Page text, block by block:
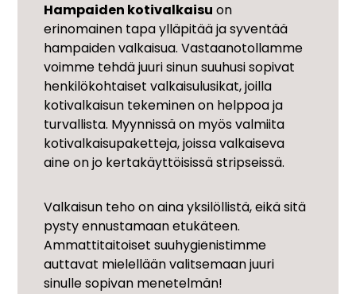
Hampaiden kotivalkaisu on
erinomainen tapa ylläpitää ja syventää
hampaiden valkaisua. Vastaanotollamme
voimme tehdä juuri sinun suuhusi sopivat
henkilökohtaiset valkaisulusikat, joilla
kotivalkaisun tekeminen on helppoa ja
turvallista. Myynnissä on myös valmiita
kotivalkaisupaketteja, joissa valkaiseva
aine on jo kertakäyttöisissä stripseissä.
Valkaisun teho on aina yksilöllistä, eikä sitä
pysty ennustamaan etukäteen.
Ammattitaitoiset suuhygienistimme
auttavat mielellään valitsemaan juuri
sinulle sopivan menetelmän!